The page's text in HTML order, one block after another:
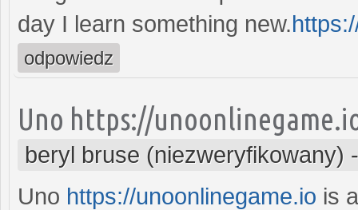
day I learn something new.
odpowiedz
Uno https://
beryl bruse (niezweryfikowany)
Uno https://unoonlinegame.io is